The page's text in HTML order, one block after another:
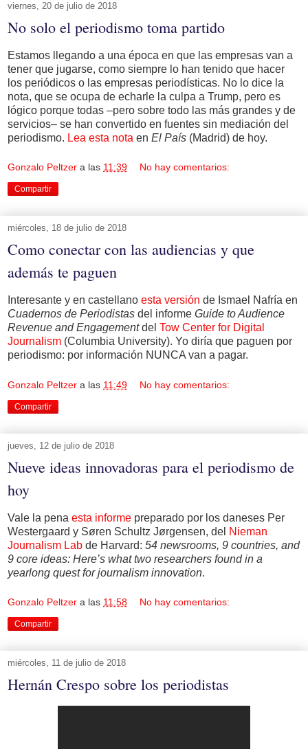
viernes, 20 de julio de 2018
No solo el periodismo toma partido
Estamos llegando a una época en que las empresas van a
tener que jugarse, como siempre lo han tenido que hacer
los periódicos o las empresas periodísticas. No lo dice la
nota, que se ocupa de echarle la culpa a Trump, pero es
lógico porque todas –pero sobre todo las más grandes y de
servicios– se han convertido en fuentes sin mediación del
periodismo. Lea esta nota en El País (Madrid) de hoy.
Gonzalo Peltzer a las 11:39 No hay comentarios:
Compartir
miércoles, 18 de julio de 2018
Como conectar con las audiencias y que
además te paguen
Interesante y en castellano esta versión de Ismael Nafría en
Cuadernos de Periodistas del informe Guide to Audience
Revenue and Engagementdel Tow Center for Digital
Journalism (Columbia University). Yo diría que paguen por
periodismo: por información NUNCA van a pagar.
Gonzalo Peltzer a las 11:49 No hay comentarios:
Compartir
jueves, 12 de julio de 2018
Nueve ideas innovadoras para el periodismo de
hoy
Vale la pena esta informe preparado por los daneses Per
Westergaard y Søren Schultz Jørgensen, del Nieman
Journalism Lab de Harvard: 54 newsrooms, 9 countries, and
9 core ideas: Here’s what two researchers found in a
yearlong quest for journalism innovation.
Gonzalo Peltzer a las 11:58 No hay comentarios:
Compartir
miércoles, 11 de julio de 2018
Hernán Crespo sobre los periodistas